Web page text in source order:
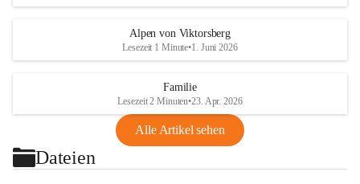
Alpen von Viktorsberg
Lesezeit 1 Minute•1. Juni 2026
Familie
Lesezeit 2 Minuten•23. Apr. 2026
Alle Artikel sehen
Dateien